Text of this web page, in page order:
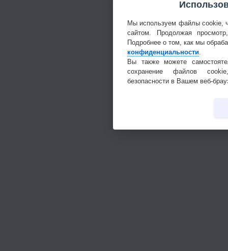
Мы используем файлы cookie,
сайтом. Продолжая
Подробнее о том, как мы
конфиденциальности
Вы также можете
сохранение файлов
безопасности в Вашем веб-